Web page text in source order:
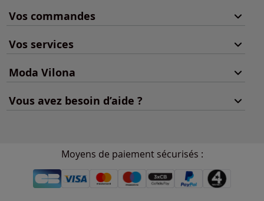
Vos commandes
Vos services
Moda Vilona
Vous avez besoin d’aide ?
Moyens de paiement sécurisés :